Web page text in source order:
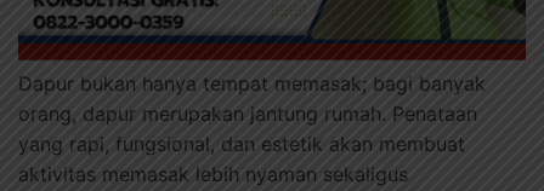
Dapur bukan hanya tempat memasak; bagi banyak
orang, dapur merupakan jantung rumah. Penataan
yang rapi, fungsional, dan estetik akan membuat
aktivitas memasak lebih nyaman sekaligus